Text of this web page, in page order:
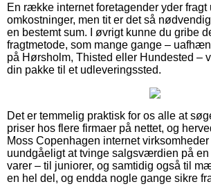
En række internet foretagender yder fragt
omkostninger, men tit er det så
en bestemt sum. I øvrigt kunne du gribe
fragtmetode, som mange gange –
på Hørsholm, Thisted eller Hundested –
din pakke til et udleveringssted.
Det er temmelig praktisk for os alle at
priser hos flere firmaer på nettet, og
Moss Copenhagen internet
uundgåeligt at tvinge salgsværdien på
varer – til juniorer, og samtidig også til
en hel del, og endda nogle gange sikre